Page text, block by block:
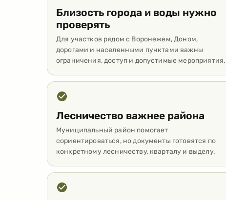
Близость города и воды нужно
проверять
Для участков рядом с Воронежем, Доном,
дорогами и населенными пунктами важны
ограничения, доступ и допустимые мероприятия.
Лесничество важнее района
Муниципальный район помогает
сориентироваться, но документы готовятся по
конкретному лесничеству, кварталу и выделу.